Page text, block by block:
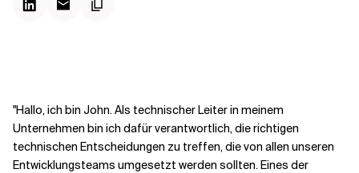
"Hallo, ich bin John. Als technischer Leiter in meinem
Unternehmen bin ich dafür verantwortlich, die richtigen
technischen Entscheidungen zu treffen, die von allen unseren
Entwicklungsteams umgesetzt werden sollten. Eines der